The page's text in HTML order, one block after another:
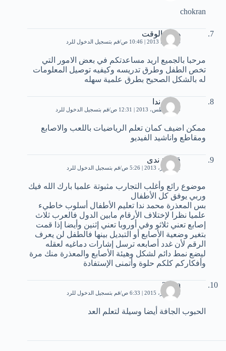
chokran
هدوء الوقت
14 يوليو، 2013 | 10:46 ص قم بتسجيل الدخول للرد
مرحبا بالجميع اريد مساعدتكم في بعض الامور التي
تخص الطفل وطرق تدريسه وكيفيه توصيل المعلومات
له بالشكل الصحيح بطرق علمية سهله
محمد ندا
29 أغسطس، 2013 | 12:31 ص قم بتسجيل الدخول للرد
ممكن اضيف كمان تعلم الرياضيات باللعب والاصابع
ومقاطع واناشيد الفيديو
قطرة ندى
12 أكتوبر، 2013 | 5:26 ص قم بتسجيل الدخول للرد
موضوع رائع وأغلب التجارب مثبوتة علميا بارك الله فيك
وربي يوفق كل الأطفال
بس المعذرة محمد ندا تعليم الأطفال أسلوب خاطيء
علميا نظرا لإختلاف الأرقام مابين الدول فالعرب ثلاث
إصابع تعني ثلاثو وفي أوروبا تعني إثنين وأيضا إذا قمت
بتغير وضعية الأصابع أو التبديل بينها فالطفل لن يعرف
الرقم لأن غدد أصابعه ترسل إشارات دماغيه لعقله
ليضع نمط دائم لشكل وهيئة الأصابع والمعذرة منك مرة
وأفكاركم كلكم حلوة وأتمنى الإستفادة
Zahra
28 أكتوبر، 2015 | 6:33 ص قم بتسجيل الدخول للرد
الحبوب الجافة أيضا وسيلة لتعلم العد